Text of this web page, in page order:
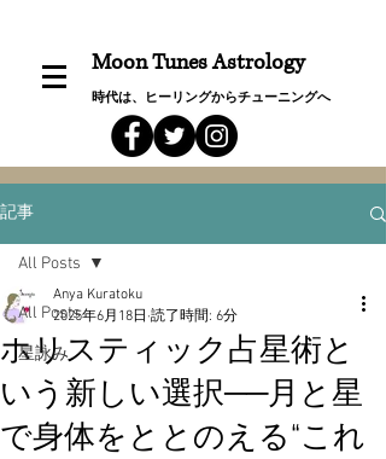
Moon Tunes Astrology
時代は、ヒーリングからチューニングへ
記事
All Posts
星詠み
All Posts
ホリスティック占星術と
いう新しい選択──月と星
で身体をととのえる“これ
Anya Kuratoku
2025年6月18日 読了時間: 6分